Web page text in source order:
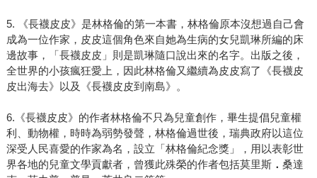
5. 《長襪皮皮》是林格倫的第一本書，林格倫原本沒想過自己會
成為一位作家，皮皮這個角色來自她為生病的女兒凱琳所編的床
邊故事，「長襪皮皮」則是凱琳隨口說出來的名字。出版之後，
全世界的小孩瘋狂愛上，因此林格倫又繼續為皮皮寫了《長襪皮
皮出海去》以及《長襪皮皮到南島》。
6.《長襪皮皮》的作者林格倫不只為兒童創作，畢生提倡兒童權
利、動物權，時時為弱勢發聲，林格倫過世後，瑞典政府以這位
深受人民喜愛的作家為名，設立「林格倫紀念獎」，用以表彰世
界各地的兒童文學貢獻者，曾獲此殊榮的作者包括莫里斯． 桑達